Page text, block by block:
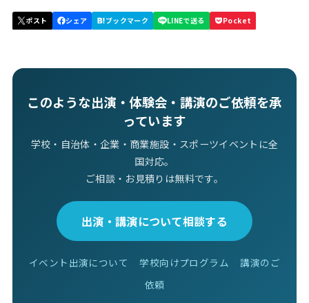
このような出演・体験会・講演のご依頼を承
っています
学校・自治体・企業・商業施設・スポーツイベントに全
国対応。
ご相談・お見積りは無料です。
出演・講演について相談する
イベント出演について 学校向けプログラム
講演のご
依頼